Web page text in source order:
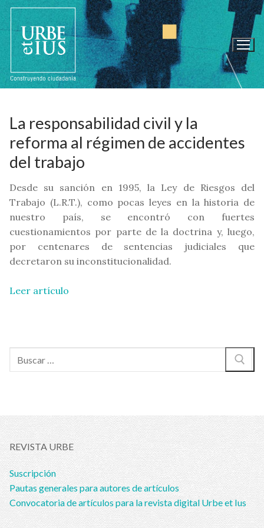
al
contenido
La responsabilidad civil y la
reforma al régimen de accidentes
del trabajo
Desde su sanción en 1995, la Ley de Riesgos del
Trabajo (L.R.T.), como pocas leyes en la historia de
nuestro país, se encontró con fuertes
cuestionamientos por parte de la doctrina y, luego,
por centenares de sentencias judiciales que
decretaron su inconstitucionalidad.
Leer artículo
REVISTA URBE
Suscripción
Pautas generales para autores de artículos
Convocatoria de artículos para la revista digital Urbe et Ius